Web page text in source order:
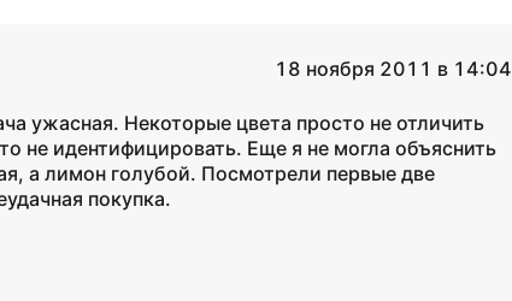
18 ноября 2011 в 14:04
ужасная. Некоторые цвета просто не отличить
не идентифицировать. Еще я не могла объяснить
а лимон голубой. Посмотрели первые две
покупка.